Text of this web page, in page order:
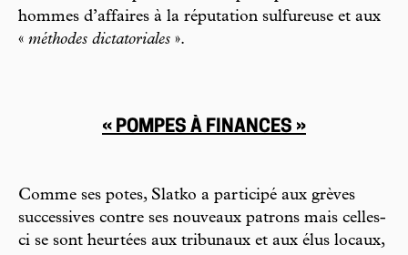
hommes d’affaires à la réputation sulfureuse et aux
« méthodes dictatoriales ».
« POMPES À FINANCES »
Comme ses potes, Slatko a participé aux grèves
successives contre ses nouveaux patrons mais celles-
ci se sont heurtées aux tribunaux et aux élus locaux,